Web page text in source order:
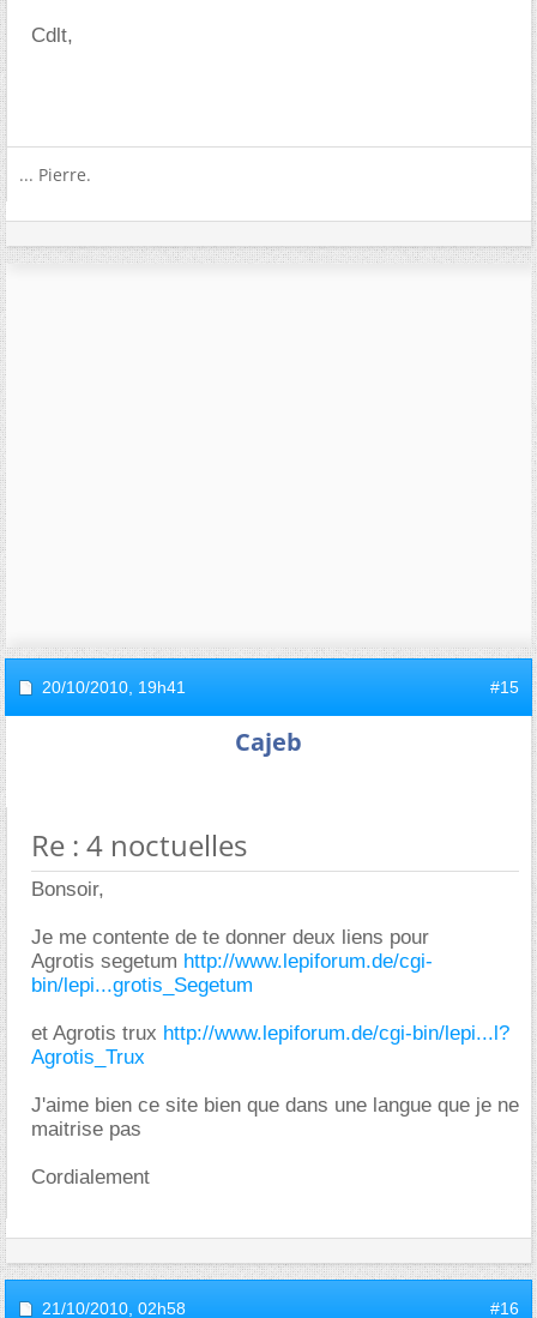
Cdlt,
... Pierre.
20/10/2010, 19h41 #15
Cajeb
Re : 4 noctuelles
Bonsoir,
Je me contente de te donner deux liens pour
Agrotis segetum http://www.lepiforum.de/cgi-
bin/lepi...grotis_Segetum
et Agrotis trux http://www.lepiforum.de/cgi-bin/lepi...l?
Agrotis_Trux
J'aime bien ce site bien que dans une langue que je ne
maitrise pas
Cordialement
21/10/2010, 02h58 #16